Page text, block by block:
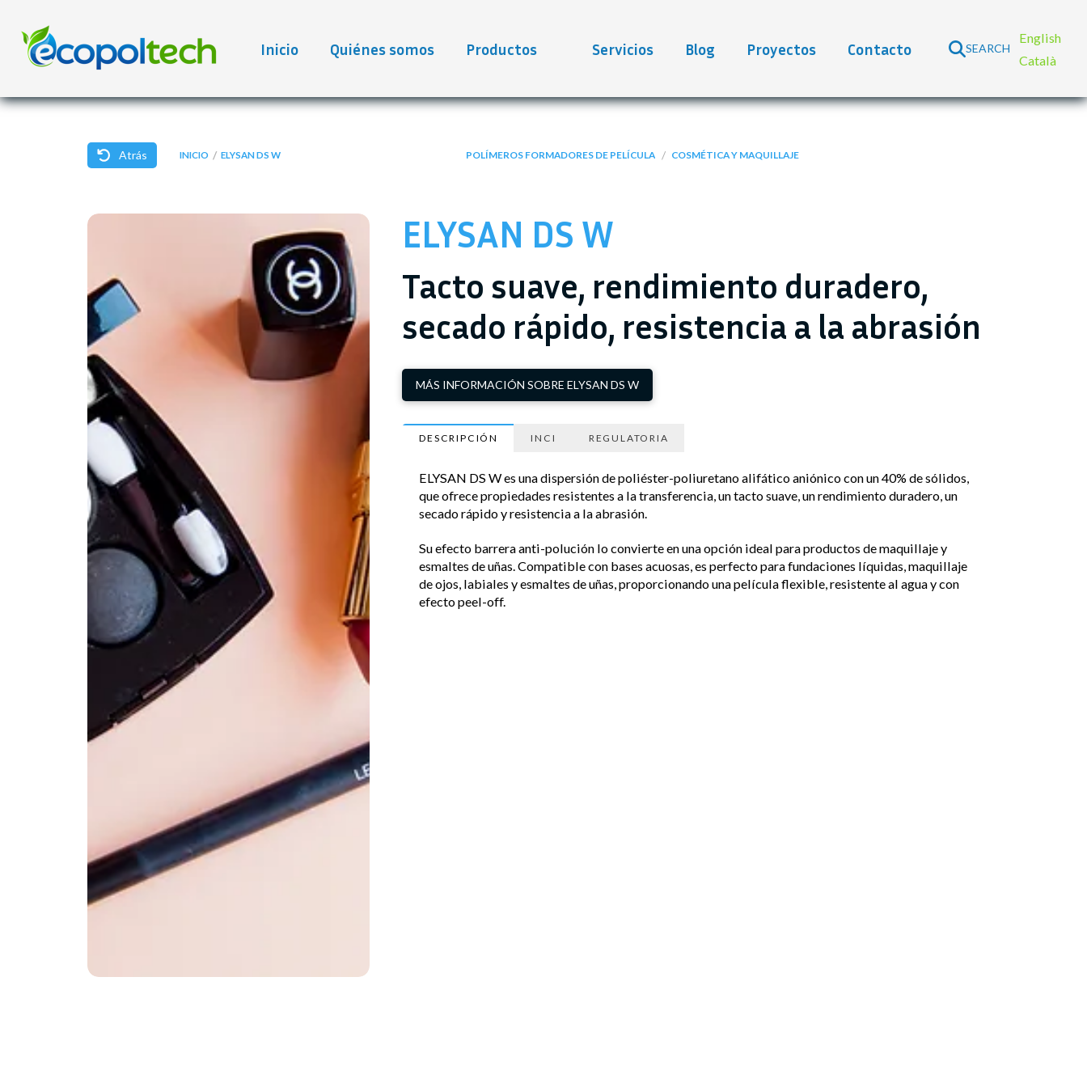
Inicio Quiénes somos Productos Servicios Blog Proyectos Contacto SEARCH
English
Català
Atrás INICIO / ELYSAN DS W POLÍMEROS FORMADORES DE PELÍCULA / COSMÉTICA Y MAQUILLAJE
ELYSAN DS W
Tacto suave, rendimiento duradero,
secado rápido, resistencia a la abrasión
MÁS INFORMACIÓN SOBRE ELYSAN DS W
DESCRIPCIÓN INCI REGULATORIA
ELYSAN DS W es una dispersión de poliéster-poliuretano alifático aniónico con un 40% de sólidos,
que ofrece propiedades resistentes a la transferencia, un tacto suave, un rendimiento duradero, un
secado rápido y resistencia a la abrasión.
Su efecto barrera anti-polución lo convierte en una opción ideal para productos de maquillaje y
esmaltes de uñas. Compatible con bases acuosas, es perfecto para fundaciones líquidas, maquillaje
de ojos, labiales y esmaltes de uñas, proporcionando una película flexible, resistente al agua y con
efecto peel-off.